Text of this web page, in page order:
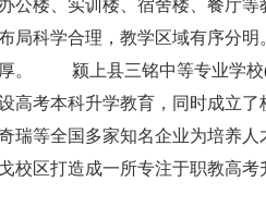
公楼、实训楼、宿舍楼、餐厅等
局科学合理，教学区域有序分
厚。 颍上县三铭中等专业学校
高考本科升学教育，同时成立了
瑞等全国多家知名企业为培养人
校区打造成一所专注于职教高考